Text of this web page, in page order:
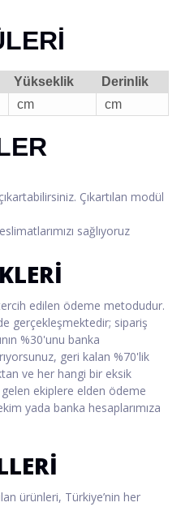
Yükseklik
Derinlik
cm cm
Çıkartılan modül
sağlıyoruz
edilen ödeme metodudur.
gerçekleşmektedir; sipariş
%30'unu banka
geri kalan %70'lik
ve her hangi bir eksik
ekiplere elden ödeme
yada banka hesaplarımıza
ürünleri, Türkiye’nin her